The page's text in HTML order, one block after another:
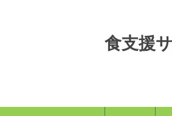
食支援